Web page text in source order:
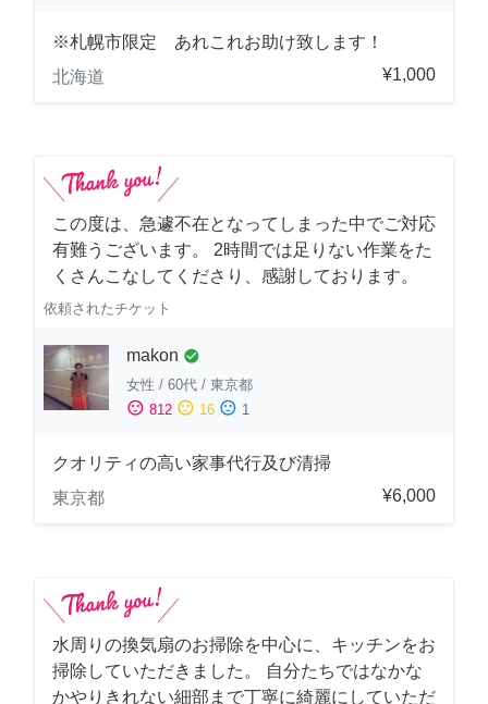
※札幌市限定 あれこれお助け致します！
北海道
¥1,000
この度は、急遽不在となってしまった中でご対応
有難うございます。 2時間では足りない作業をた
くさんこなしてくださり、感謝しております。
依頼されたチケット
makon check_circle
女性 / 60代 / 東京都
sentiment_satisfied 812 sentiment_neutral 16 sentiment_dissatisfied 1
クオリティの高い家事代行及び清掃
東京都
¥6,000
水周りの換気扇のお掃除を中心に、キッチンをお
掃除していただきました。 自分たちではなかな
かやりきれない細部まで丁寧に綺麗にしていただ